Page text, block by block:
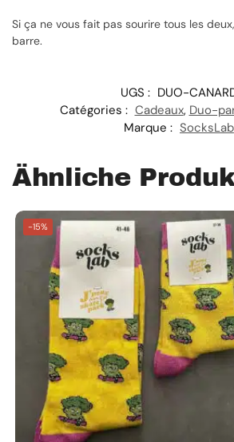
Si ça ne vous fait pas sourire tous les
barre.
UGS : DUO-
Catégories : Cadeaux, Duo-
Marque : SocksLab
Ähnliche
-15%